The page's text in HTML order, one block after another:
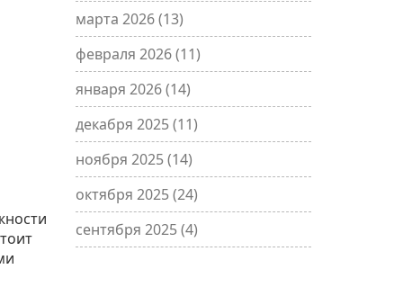
марта 2026(13)
февраля 2026(11)
января 2026(14)
декабря 2025(11)
ноября 2025(14)
октября 2025(24)
сентября 2025(4)